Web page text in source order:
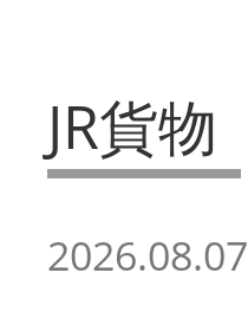
JR貨物
2026.08.07